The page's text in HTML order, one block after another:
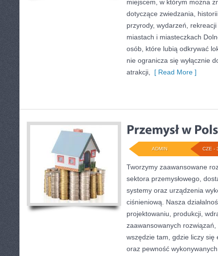
miejscem, w którym można
dotyczące zwiedzania,
przyrody, wydarzeń,
miastach i miasteczkach
osób, które lubią odkrywać
nie ogranicza się wyłącznie
atrakcji,
[ Read More ]
CZE -
ADMIN
Tworzymy zaawansowane
sektora przemysłowego,
systemy oraz urządzenia
ciśnieniową. Nasza
projektowaniu, produkcji,
zaawansowanych
wszędzie tam, gdzie liczy się
oraz pewność